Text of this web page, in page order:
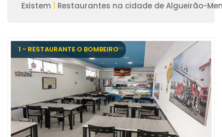
Existem 1 Restaurantes na cidade de Algueirão-
1 - RESTAURANTE O BOMBEIRO